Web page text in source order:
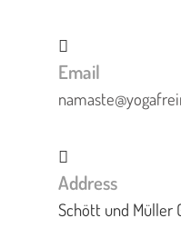
Email
Address
Schött und Müller